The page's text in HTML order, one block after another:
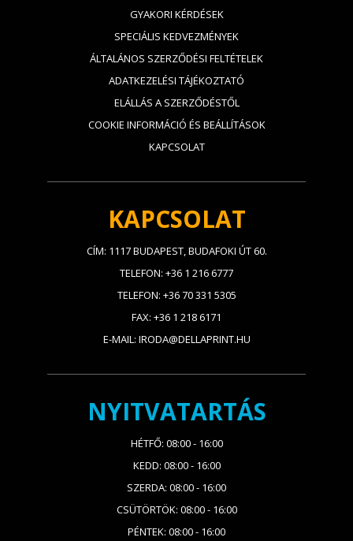
GYAKORI KÉRDÉSEK
SPECIÁLIS KEDVEZMÉNYEK
ÁLTALÁNOS SZERZŐDÉSI FELTÉTELEK
ADATKEZELÉSI TÁJÉKOZTATÓ
ELÁLLÁS A SZERZŐDÉSTŐL
COOKIE INFORMÁCIÓ ÉS BEÁLLÍTÁSOK
KAPCSOLAT
KAPCSOLAT
CÍM: 1117 BUDAPEST, BUDAFOKI ÚT 60.
TELEFON: +36 1 216 6777
TELEFON: +36 70 331 5305
FAX: +36 1 218 6171
E-MAIL: IRODA@DELLAPRINT.HU
NYITVATARTÁS
HÉTFŐ: 08:00 - 16:00
KEDD: 08:00 - 16:00
SZERDA: 08:00 - 16:00
CSÜTÖRTÖK: 08:00 - 16:00
PÉNTEK: 08:00 - 16:00